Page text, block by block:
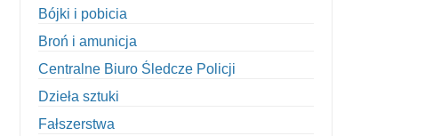
Bójki i pobicia
Broń i amunicja
Centralne Biuro Śledcze Policji
Dzieła sztuki
Fałszerstwa